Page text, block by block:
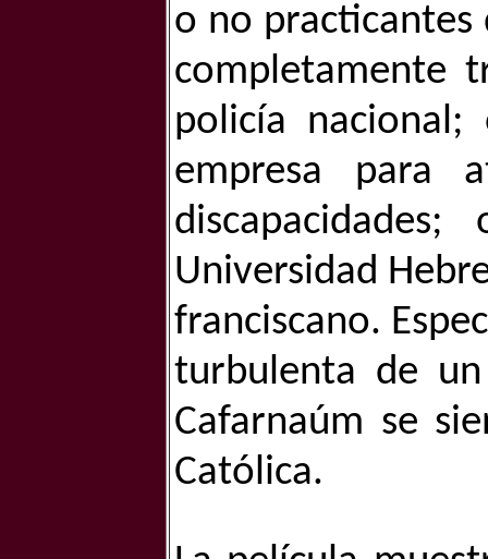
o no practicantes
completamente
policía
empresa para
Universidad
franciscano.
turbulenta de
Cafarnaúm se
Católica.